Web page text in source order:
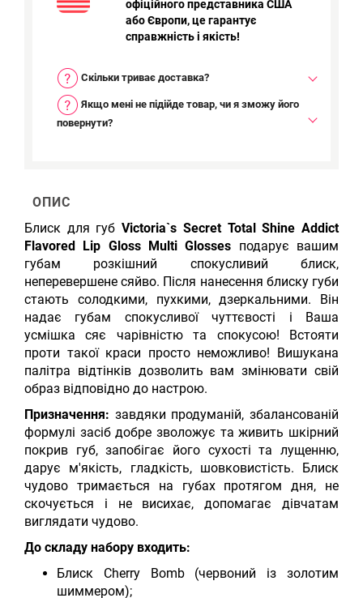
офіційного представника США
або Європи, це гарантує
справжність і якість!
Скільки триває доставка?
Якщо мені не підійде товар, чи я зможу його
повернути?
ОПИС
Блиск для губVictoria`s Secret Total Shine Addict
Flavored Lip Gloss Multi Glosses подарує вашим
губам розкішний спокусливий блиск,
неперевершене сяйво. Після нанесення блиску губи
стають солодкими, пухкими, дзеркальними. Він
надає губам спокусливої ​​чуттєвості і Ваша
усмішка сяє чарівністю та спокусою! Встояти
проти такої краси просто неможливо! Вишукана
палітра відтінків дозволить вам змінювати свій
образ відповідно до настрою.
Призначення: завдяки продуманій, збалансованій
формулі засіб добре зволожує та живить шкірний
покрив губ, запобігає його сухості та лущенню,
дарує м'якість, гладкість, шовковистість. Блиск
чудово тримається на губах протягом дня, не
скочується і не висихає, допомагає дівчатам
виглядати чудово.
До складу набору входить:
Блиск Cherry Bomb (червоний із золотим
шиммером);